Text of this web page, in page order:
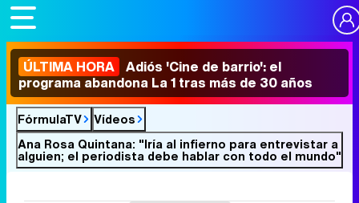
ÚLTIMA HORA Adiós 'Cine de barrio': el
programa abandona La 1 tras más de 30 años
FórmulaTV
Vídeos
Ana Rosa Quintana: "Iría al infierno para entrevistar a
alguien; el periodista debe hablar con todo el mundo"